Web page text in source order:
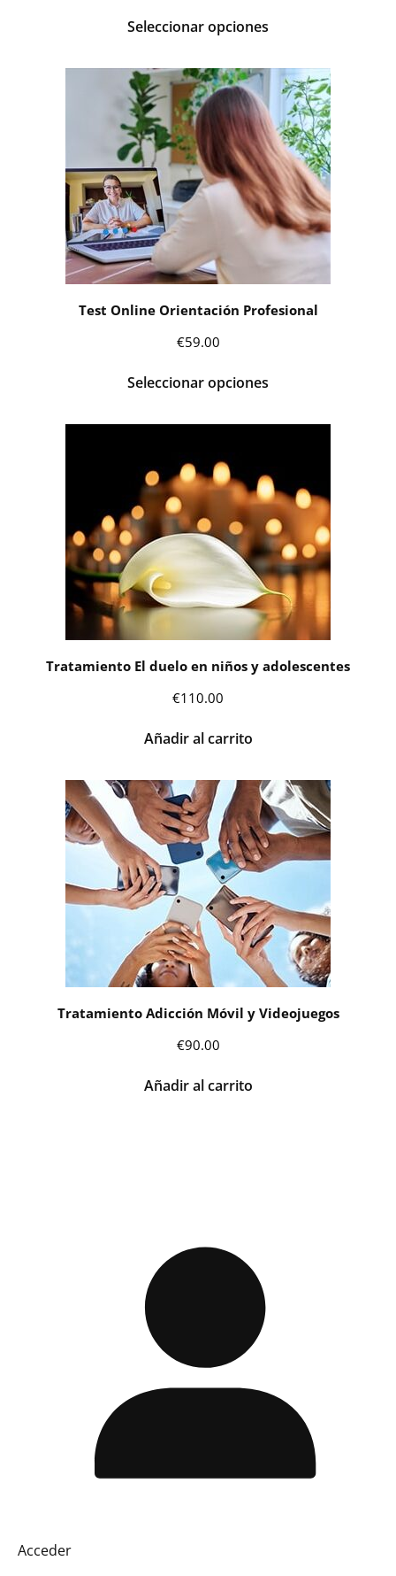
Seleccionar opciones
Test Online Orientación Profesional
€59.00
Seleccionar opciones
Tratamiento El duelo en niños y adolescentes
€110.00
Añadir al carrito
Tratamiento Adicción Móvil y Videojuegos
€90.00
Añadir al carrito
Acceder